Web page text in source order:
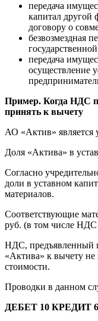
передача
капитал другой
договору о
безвозмездная
передача
осуществление
Пример. Когда НДС
принять к вычету
АО «Актив»
Доля «Актива» в
Согласно
доли в уставном
материалов.
Соответствующие
руб. (в том числе НДС
НДС, предъявленный
«Актива» к вычету
стоимости.
Проводки в данном
ДЕБЕТ 10 КРЕДИТ